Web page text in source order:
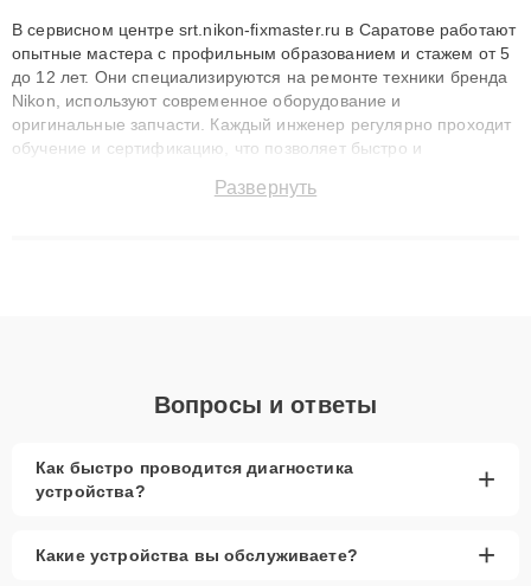
В сервисном центре srt.nikon-fixmaster.ru в Саратове работают
опытные мастера с профильным образованием и стажем от 5
до 12 лет. Они специализируются на ремонте техники бренда
Nikon, используют современное оборудование и
оригинальные запчасти. Каждый инженер регулярно проходит
обучение и сертификацию, что позволяет быстро и
сохранением гарантии до 3 лет. Наши мастера решают
Развернуть
Вопросы и ответы
Как быстро проводится диагностика
устройства?
+
Какие устройства вы обслуживаете? +